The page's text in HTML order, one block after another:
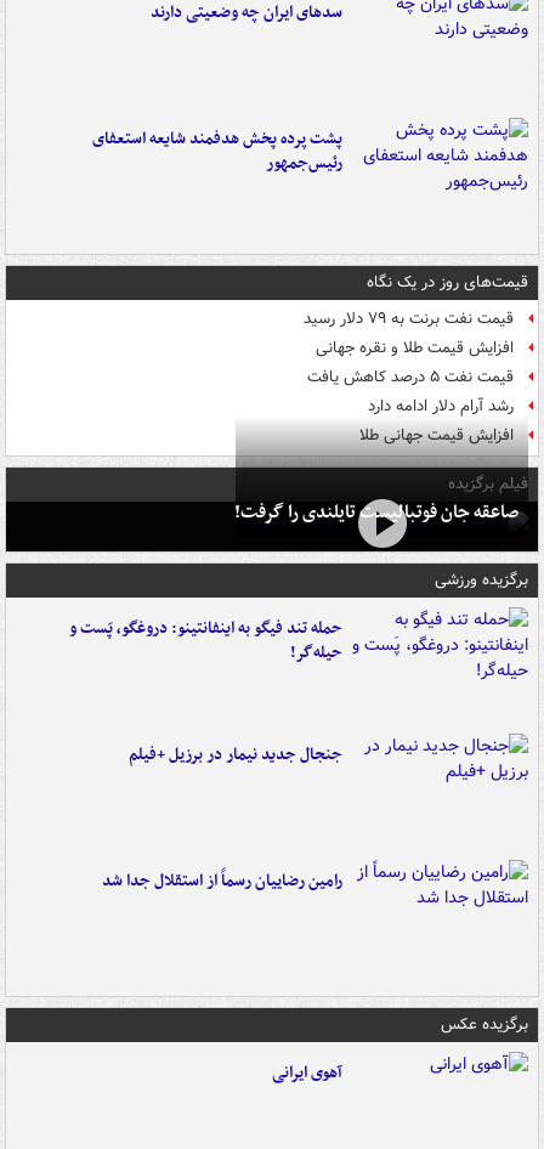
سدهای ایران چه وضعیتی دارند
پشت پرده پخش هدفمند شایعه استعفای
رئیس‌جمهور
قیمت‌های روز در یک نگاه
قیمت نفت برنت به ۷۹ دلار رسید
افزایش قیمت طلا و نقره جهانی
قیمت نفت ۵ درصد کاهش یافت
رشد آرام دلار ادامه دارد
افزایش قیمت جهانی طلا
فیلم برگزیده
صاعقه جان فوتبالیست تایلندی را گرفت!
برگزیده ورزشی
حمله تند فیگو به اینفانتینو: دروغگو، پَست‌ و
حیله‌گر!
جنجال جدید نیمار در برزیل +فیلم
رامین رضاییان رسماً از استقلال جدا شد
برگزیده عکس
آهوی ایرانی